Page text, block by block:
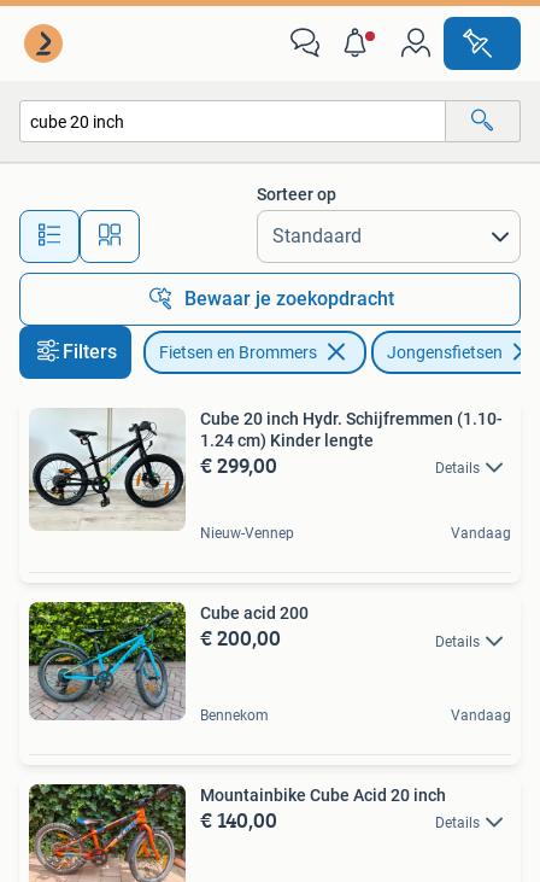
Alle afstanden…
Sorteer op
Bewaar je zoekopdracht
Filters Fietsen en Brommers Jongensfietsen
Cube 20 inch Hydr. Schijfremmen (1.10-
1.24 cm) Kinder lengte
€ 299,00 Details
Nieuw-Vennep Vandaag
Cube acid 200
€ 200,00 Details
Bennekom Vandaag
Mountainbike Cube Acid 20 inch
€ 140,00 Details